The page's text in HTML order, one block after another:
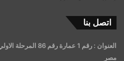
اتصل بنا
العنوان : رقم 1 عمارة
مصر